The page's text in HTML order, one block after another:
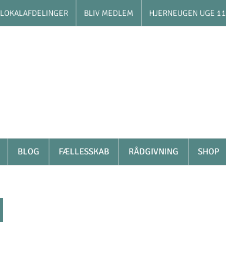
LOKALAFDELINGER BLIV MEDLEM HJERNEUGEN UGE 11
BLOG FÆLLESSKAB RÅDGIVNING SHOP